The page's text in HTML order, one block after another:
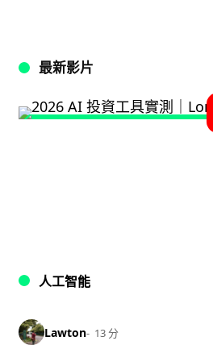
最新影片
人工智能
Lawton 13 分